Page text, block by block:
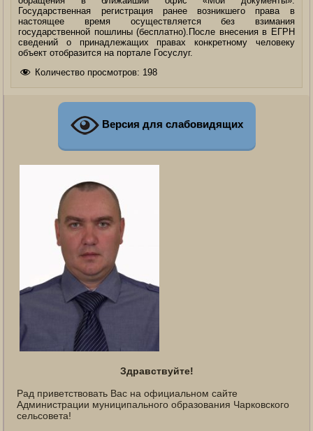
Государственная регистрация ранее возникшего права в
настоящее время осуществляется без взимания
государственной пошлины (бесплатно).После внесения в ЕГРН
сведений о принадлежащих правах конкретному человеку
объект отобразится на портале Госуслуг.
Количество просмотров: 198
Версия для слабовидящих
Здравствуйте!
Рад приветствовать Вас на официальном сайте
Администрации муниципального образования Чарковского
сельсовета!